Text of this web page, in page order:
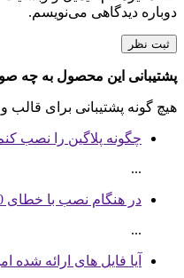
مورد علاقه فعالان بازارهای مالی و
سرور مجازی سنگاپور
مناسب راه اندازی انواع سرویس های
ارسال تیکت چت آنلاین
سرور Jitsi
بی‌نظیر در برگزاری جلسات آنلاین
ارسال تیکت
ابزار ها
ابزارهای کاربردی برای وب مستران
به مشاوره نیاز دارید؟
ارسال تیکت چت آنلاین
دوباره دیدگاهی می‌نویسم.
پشتیبانی این محصول به چه
هیچ گونه پشتیبانی برای قالب
چگونه پلاگین را نصب
...
در هنگام نصب با خطای 500 مواجه شدم
...
آیا فایل های ارائه شده